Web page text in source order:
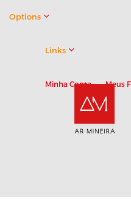
Options
Links
Minha Conta Meus